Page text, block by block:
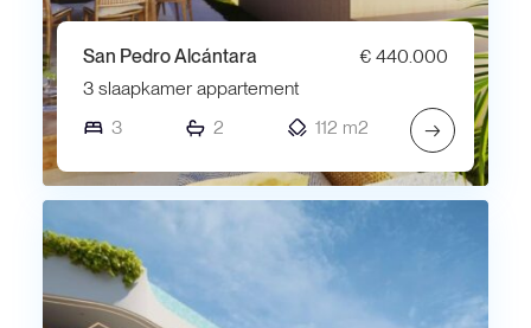
San Pedro Alcántara
€ 440.000
3 slaapkamer appartement
3
2 112 m2 →